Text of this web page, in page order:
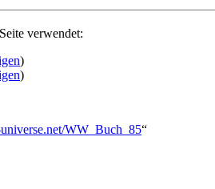
verwendet:
)
)
WW_Buch_85“